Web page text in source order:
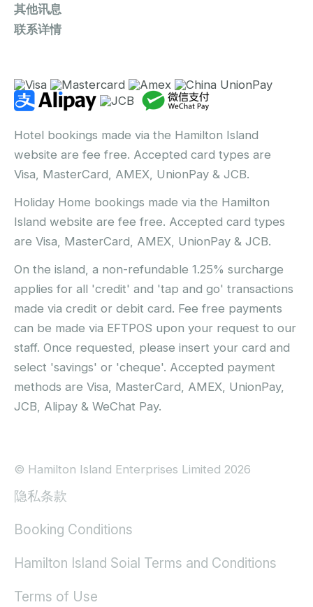
其他讯息
联系详情
Hotel bookings made via the Hamilton Island
website are fee free. Accepted card types are
Visa, MasterCard, AMEX, UnionPay & JCB.
Holiday Home bookings made via the Hamilton
Island website are fee free. Accepted card types
are Visa, MasterCard, AMEX, UnionPay & JCB.
On the island, a non-refundable 1.25% surcharge
applies for all 'credit' and 'tap and go' transactions
made via credit or debit card. Fee free payments
can be made via EFTPOS upon your request to our
staff. Once requested, please insert your card and
select 'savings' or 'cheque'. Accepted payment
methods are Visa, MasterCard, AMEX, UnionPay,
JCB, Alipay & WeChat Pay.
© Hamilton Island Enterprises Limited 2026
隐私条款
Booking Conditions
Hamilton Island Soial Terms and Conditions
Terms of Use